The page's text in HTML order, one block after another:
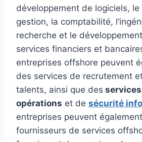
développement de logiciels, le
gestion, la comptabilité,
recherche et le
services financiers et
entreprises offshore peuvent
des services de recrutement
talents, ainsi que des
opérations et de sécurité
entreprises peuvent
fournisseurs de services